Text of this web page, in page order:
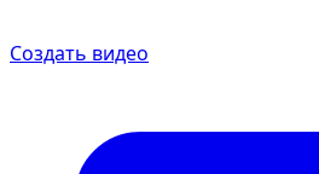
Создать видео